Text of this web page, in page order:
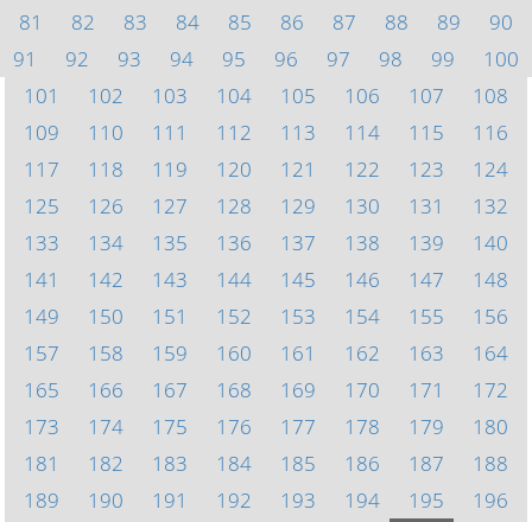
81
82 83 84 85 86 87 88 89
90
91
92 93 94 95 96 97 98 99
100
101
102 103 104 105 106 107
108
109
110 111 112 113 114 115
116
117
118 119 120 121 122 123
124
125
126 127 128 129 130 131
132
133
134 135 136 137 138 139
140
141
142 143 144 145 146 147
148
149
150 151 152 153 154 155
156
157
158 159 160 161 162 163
164
165
166 167 168 169 170 171
172
173
174 175 176 177 178 179
180
181
182 183 184 185 186 187
188
189
190 191 192 193 194 195
196